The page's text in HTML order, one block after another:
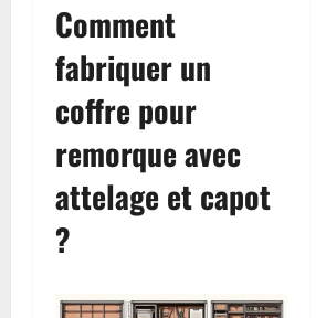
Comment
fabriquer un
coffre pour
remorque avec
attelage et capot
?